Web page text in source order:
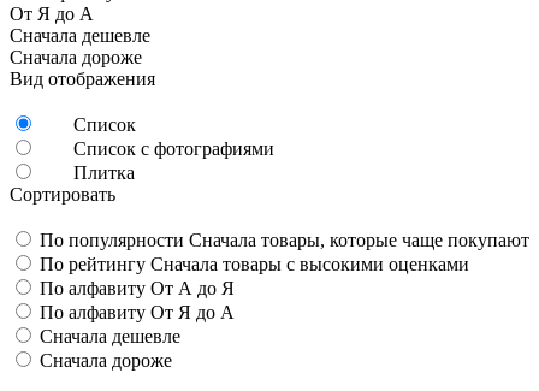
От Я до А
Сначала дешевле
Сначала дороже
Вид отображения
Список
Список с фотографиями
Плитка
Сортировать
По популярности Сначала товары, которые чаще покупают
По рейтингу Сначала товары с высокими оценками
По алфавиту От А до Я
По алфавиту От Я до А
Сначала дешевле
Сначала дороже